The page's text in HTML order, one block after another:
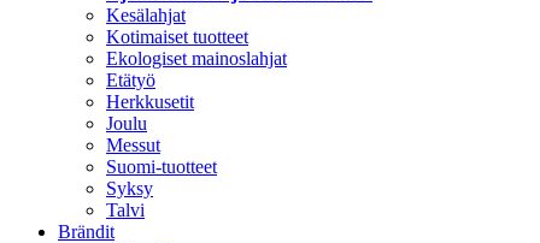
Kesälahjat
Kotimaiset tuotteet
Ekologiset mainoslahjat
Etätyö
Herkkusetit
Joulu
Messut
Suomi-tuotteet
Syksy
Talvi
Brändit